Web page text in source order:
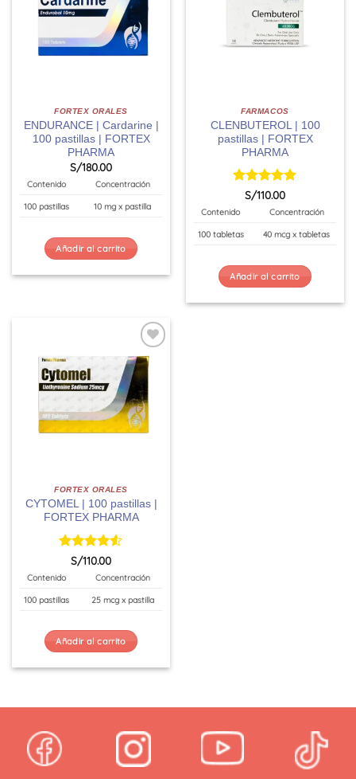
FORTEX ORALES
ENDURANCE | Cardarine |
100 pastillas | FORTEX
PHARMA
S/180.00
Contenido Concentración
100 pastillas 10 mg x pastilla
Añadir al carrito
FARMACOS
CLENBUTEROL | 100
pastillas | FORTEX
PHARMA
Valorado
con
de 5
S/110.00
Contenido Concentración
100 tabletas 40 mcg x tabletas
Añadir al carrito
FORTEX ORALES
CYTOMEL | 100 pastillas |
FORTEX PHARMA
Valorado
con
4.5
de 5
S/110.00
Contenido Concentración
100 pastillas 25 mcg x pastilla
Añadir al carrito